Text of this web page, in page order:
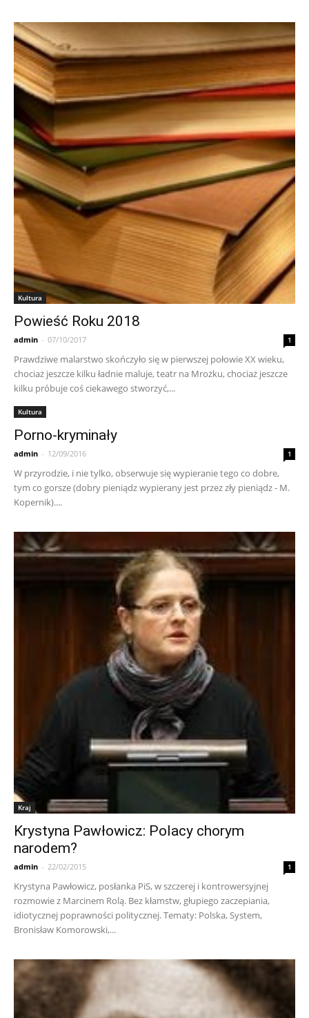
Kultura
Powieść Roku 2018
admin - 07/10/2017 1
Prawdziwe malarstwo skończyło się w pierwszej połowie XX wieku,
chociaż jeszcze kilku ładnie maluje, teatr na Mrożku, chociaż jeszcze
kilku próbuje coś ciekawego stworzyć,...
Kultura
Porno-kryminały
admin - 12/09/2016 1
W przyrodzie, i nie tylko, obserwuje się wypieranie tego co dobre,
tym co gorsze (dobry pieniądz wypierany jest przez zły pieniądz - M.
Kopernik)....
Kraj
Krystyna Pawłowicz: Polacy chorym
narodem?
admin - 22/02/2015 1
Krystyna Pawłowicz, posłanka PiS, w szczerej i kontrowersyjnej
rozmowie z Marcinem Rolą. Bez kłamstw, głupiego zaczepiania,
idiotycznej poprawności politycznej. Tematy: Polska, System,
Bronisław Komorowski,...